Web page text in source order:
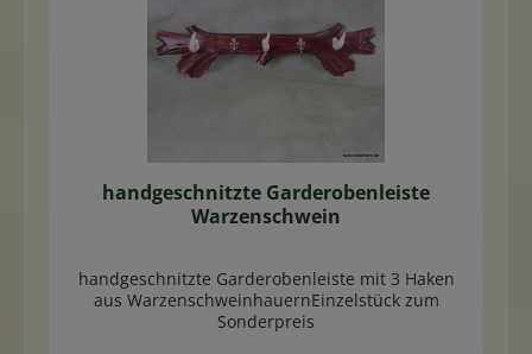
handgeschnitzte Garderobenleiste
Warzenschwein
handgeschnitzte Garderobenleiste mit 3 Haken
aus WarzenschweinhauernEinzelstück zum
Sonderpreis